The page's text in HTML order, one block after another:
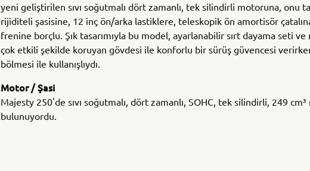
yeni geliştirilen sıvı soğutmalı dört zamanlı, tek silindirli motoruna, onu
rijiditeli şasisine, 12 inç ön/arka lastiklere, teleskopik ön amortisör
frenine borçlu. Şık tasarımıyla bu model, ayarlanabilir sırt dayama seti ve
çok etkili şekilde koruyan gövdesi ile konforlu bir sürüş güvencesi
bölmesi ile kullanışlıydı.
Motor / Şasi
Majesty 250'de sıvı soğutmalı, dört zamanlı, SOHC, tek silindirli, 249
bulunuyordu.